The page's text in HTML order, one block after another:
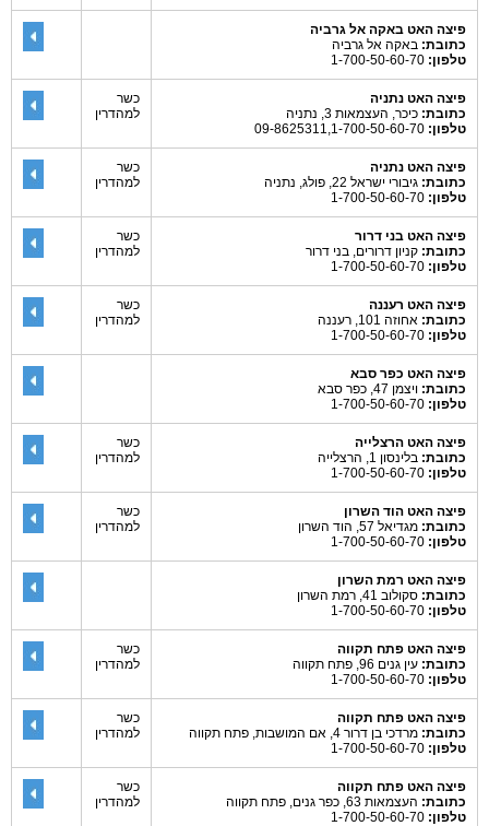
פיצה האט באקה אל גרביה
כתובת: באקה אל גרביה
טלפון:
פיצה האט נתניה
כתובת: כיכר, העצמאות 3, נתניה
טלפון:
כשר
למהדרין
פיצה האט נתניה
כתובת: גיבורי ישראל 22, פולג, נתניה
טלפון:
כשר
למהדרין
פיצה האט בני דרור
כתובת: קניון דרורים, בני דרור
טלפון:
כשר
למהדרין
פיצה האט רעננה
כתובת: אחוזה 101, רעננה
טלפון:
כשר
למהדרין
פיצה האט כפר סבא
כתובת: ויצמן 47, כפר סבא
טלפון:
פיצה האט הרצלייה
כתובת: בלינסון 1, הרצלייה
טלפון:
כשר
למהדרין
פיצה האט הוד השרון
כתובת: מגדיאל 57, הוד השרון
טלפון:
כשר
למהדרין
פיצה האט רמת השרון
כתובת: סקולוב 41, רמת השרון
טלפון:
פיצה האט פתח תקווה
כתובת: עין גנים 96, פתח תקווה
טלפון:
כשר
למהדרין
פיצה האט פתח תקווה
כתובת: מרדכי בן דרור 4, אם המושבות, פתח תקווה
טלפון:
כשר
למהדרין
פיצה האט פתח תקווה
כתובת: העצמאות 63, כפר גנים, פתח תקווה
טלפון:
כשר
למהדרין